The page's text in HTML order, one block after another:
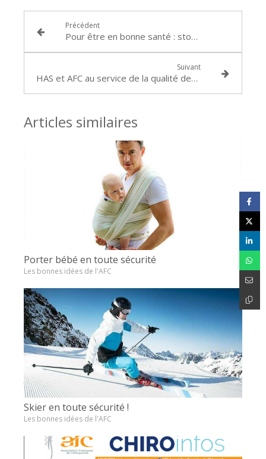
Précédent
Pour être en bonne santé : stop à la sédentarité !
Suivant
HAS et AFC au service de la qualité des soins chiropratiques
Articles similaires
Porter bébé en toute sécurité
Les bonnes idées de l'AFC
Skier en toute sécurité !
Les bonnes idées de l'AFC